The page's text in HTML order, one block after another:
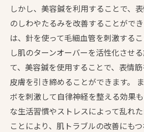
しかし、美容鍼を利用することで、
のしわやたるみを改善することがで
は、針を使って毛細血管を刺激する
し肌のターンオーバーを活性化させ
て、美容鍼を使用することで、表情
皮膚を引き締めることができます。
ボを刺激して自律神経を整える効果
な生活習慣やストレスによって乱れ
ことにより、肌トラブルの改善にも